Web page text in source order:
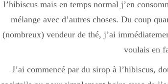
l’hibiscus mais en temps normal j’en
mélange avec d’autres choses. Du coup
(nombreux) vendeur de thé, j’ai
voulais en
J’ai commencé par du sirop à l’hibiscus,